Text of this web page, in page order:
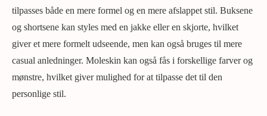
tilpasses både en mere formel og en mere afslappet stil. Buksene
og shortsene kan styles med en jakke eller en skjorte, hvilket
giver et mere formelt udseende, men kan også bruges til mere
casual anledninger. Moleskin kan også fås i forskellige farver og
mønstre, hvilket giver mulighed for at tilpasse det til den
personlige stil.